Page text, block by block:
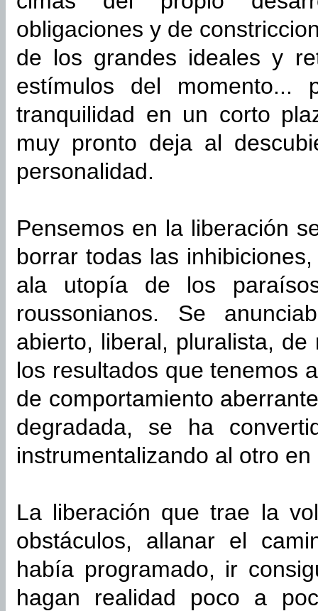
obligaciones y de
de los grandes ideales y
estímulos del momento...
tranquilidad en un corto
muy pronto deja al
personalidad.
Pensemos en la liberación
borrar todas las
ala utopía de los
roussonianos. Se
abierto, liberal, pluralista,
los resultados que tenemos
de comportamiento
degradada, se ha
instrumentalizando al otro en
La liberación que trae la
obstáculos, allanar el
había programado, ir
hagan realidad poco a